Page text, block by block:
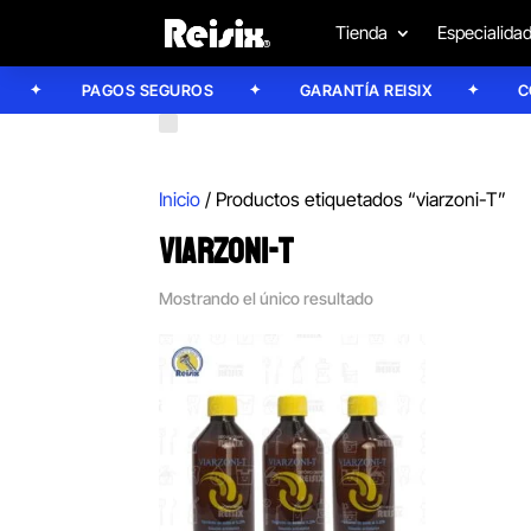
Tienda
PAGOS SEGUROS GARANTÍA REISIX
Inicio / Productos etiquetados “viarzoni-T”
VIARZONI-T
Mostrando el único resultado